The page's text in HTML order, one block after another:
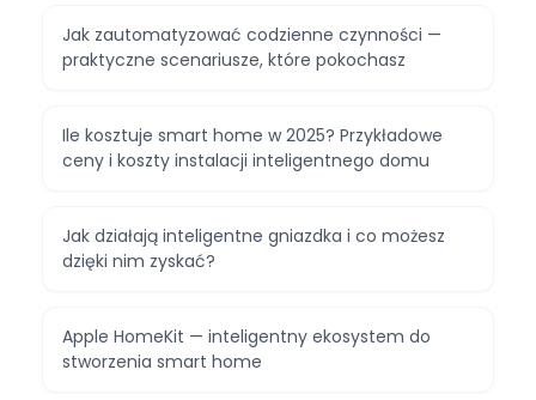
Jak zautomatyzować codzienne czynności —
praktyczne scenariusze, które pokochasz
Ile kosztuje smart home w 2025? Przykładowe
ceny i koszty instalacji inteligentnego domu
Jak działają inteligentne gniazdka i co możesz
dzięki nim zyskać?
Apple HomeKit — inteligentny ekosystem do
stworzenia smart home